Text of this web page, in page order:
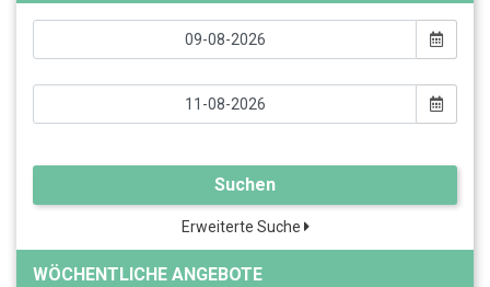
Suchen
Erweiterte Suche
WÖCHENTLICHE ANGEBOTE